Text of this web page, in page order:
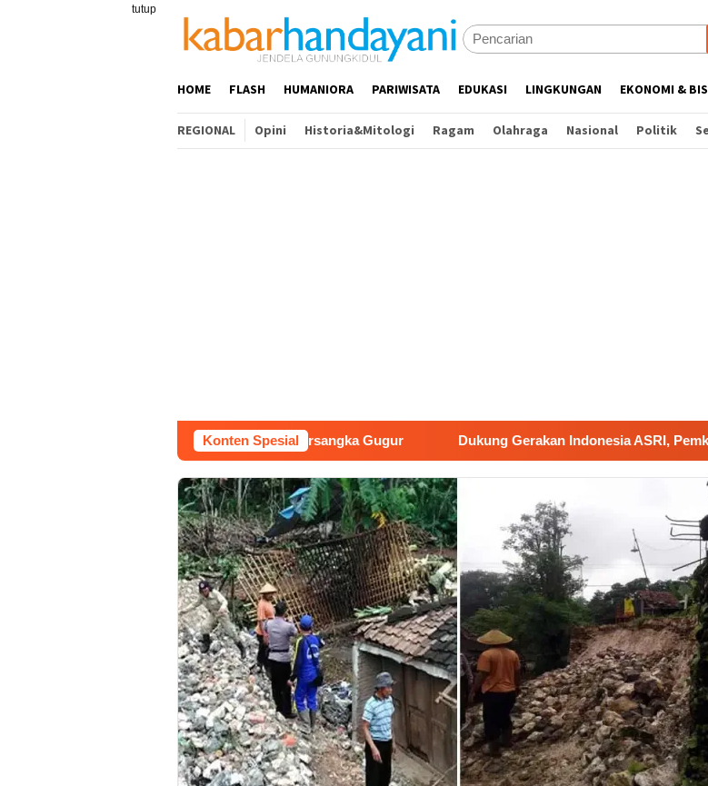
tutup
HOME FLASH HUMANIORA PARIWISATA EDUKASI LINGKUNGAN EKONOMI &
REGIONAL Opini Historia&Mitologi Ragam Olahraga Nasional Politik
Konten Spesial
Akmal Dikabulkan, Status Tersangka Gugur Dukung Gerakan Indonesia ASRI, Pemkab